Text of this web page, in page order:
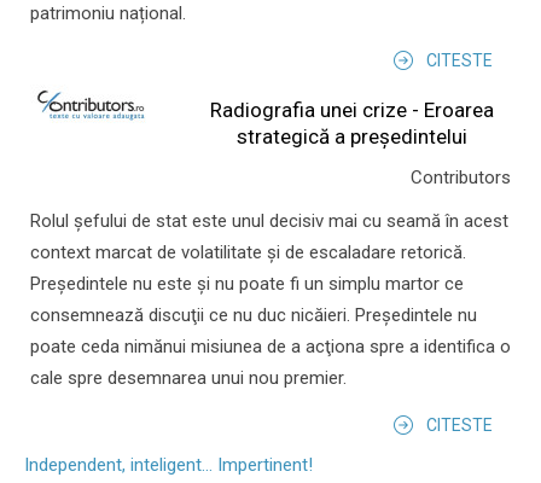
patrimoniu național.
CITESTE
Radiografia unei crize - Eroarea
strategică a președintelui
Contributors
Rolul şefului de stat este unul decisiv mai cu seamă în acest
context marcat de volatilitate şi de escaladare retorică.
Preşedintele nu este şi nu poate fi un simplu martor ce
consemnează discuţii ce nu duc nicăieri. Preşedintele nu
poate ceda nimănui misiunea de a acţiona spre a identifica o
cale spre desemnarea unui nou premier.
CITESTE
Independent, inteligent... Impertinent!